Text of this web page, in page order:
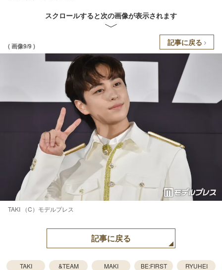
スクロールすると次の画像が表示されます
( 画像9/9 ) 記事に戻る
TAKI （C）モデルプレス
記事に戻る
TAKI &TEAM MAKI BE:FIRST
RYUHEI